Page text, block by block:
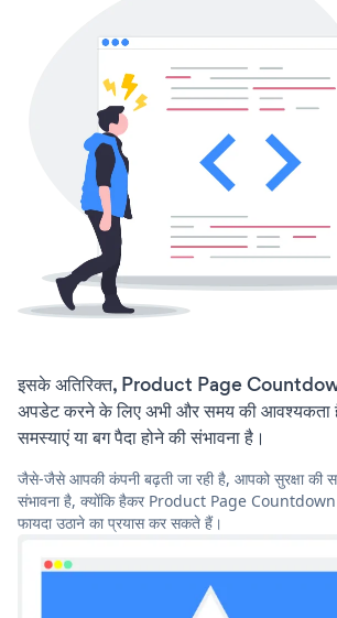
इसके अतिरिक्त, Product Page
अपडेट करने के लिए अभी और समय की
समस्याएं या बग पैदा होने की संभावना है।
जैसे-जैसे आपकी कंपनी बढ़ती जा रही है, आपको सुरक्षा की
संभावना है, क्योंकि हैकर Product Page Countdown
फायदा उठाने का प्रयास कर सकते हैं।